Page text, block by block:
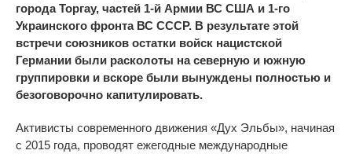
города Торгау, частей 1-й Армии ВС США и 1-го
Украинского фронта ВС СССР. В результате этой
встречи союзников остатки войск нацистской
Германии были расколоты на северную и южную
группировки и вскоре были вынуждены полностью и
безоговорочно капитулировать.
Активисты современного движения «Дух Эльбы», начиная
с 2015 года, проводят ежегодные международные